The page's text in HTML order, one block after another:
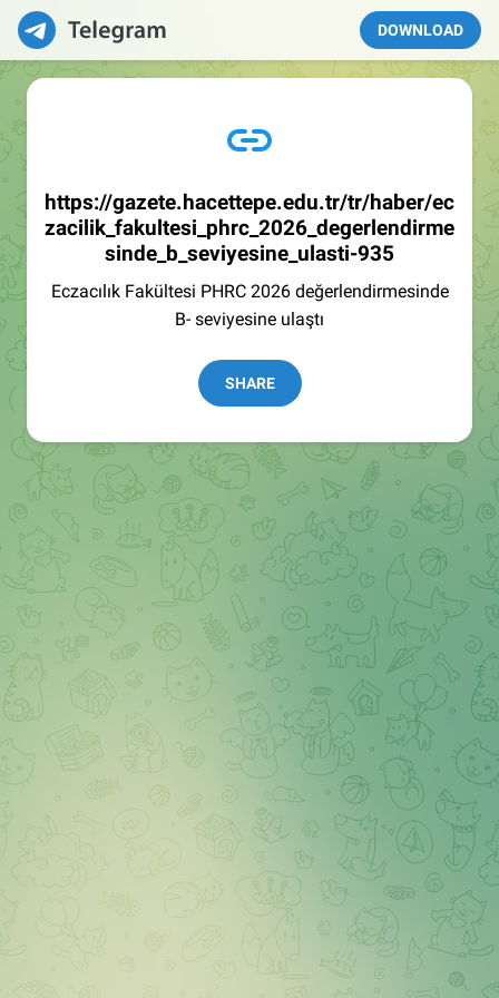
DOWNLOAD
https://gazete.hacettepe.edu.tr/tr/haber/ec
zacilik_fakultesi_phrc_2026_degerlendirme
sinde_b_seviyesine_ulasti-935
Eczacılık Fakültesi PHRC 2026 değerlendirmesinde
B- seviyesine ulaştı
SHARE